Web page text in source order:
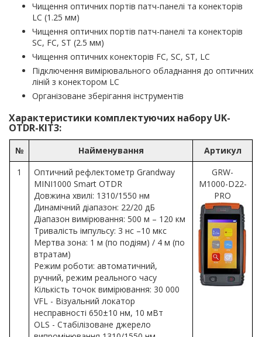
Чищення оптичних портів патч-панелі та конекторів
LC (1.25 мм)
Чищення оптичних портів патч-панелі та конекторів
SC, FC, ST (2.5 мм)
Чищення оптичних конекторів FC, SC, ST, LC
Підключення вимірювального обладнання до оптичних
ліній з конектором LC
Організоване зберігання інструментів
Характеристики комплектуючих набору UK-
OTDR-KIT3:
№ Найменування
Артикул
1
Оптичний рефлектометр Grandway
MINI1000 Smart OTDR
Довжина хвилі: 1310/1550 нм
Динамічний діапазон: 22/20 дБ
Діапазон вимірювання: 500 м – 120 км
Тривалість імпульсу: 3 нс –10 мкс
Мертва зона: 1 м (по подіям) / 4 м (по
втратам)
Режим роботи: автоматичний,
ручний, режим реального часу
Кількість точок вимірювання: 30 000
VFL - Візуальний локатор
несправності 650±10 нм, 10 мВт
OLS - Стабілізоване джерело
GRW-
M1000-D22-
PRO